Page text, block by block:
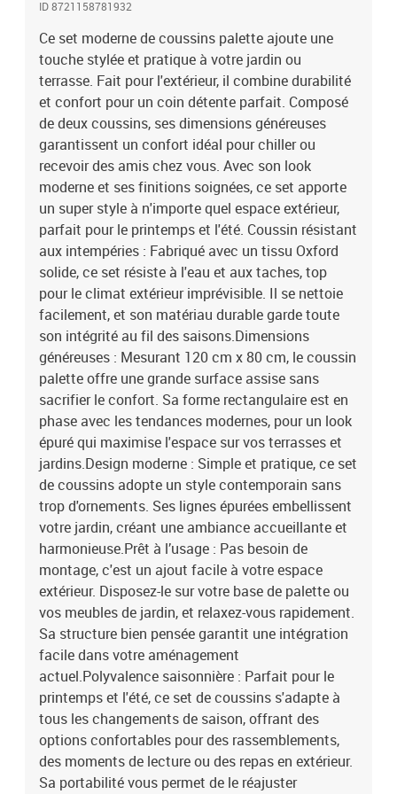
look épuré qui maximise l'espace sur vos terrasses et
jardins.Design moderne : Simple et pratique, ce set de coussins
adopte un style contemporain sans trop d'ornements. Ses lignes
épurées embellissent votre jardin, créant une ambiance
accueillante et harmonieuse.Prêt à l’usage : Pas besoin de
montage, c'est un ajout facile à votre espace extérieur. Disposez-le
sur votre base de palette ou vos meubles de jardin, et relaxez-vous
rapidement. Sa structure bien pensée garantit une intégration
facile dans votre aménagement actuel.Polyvalence saisonnière :
Parfait pour le printemps et l'été, ce set de coussins s'adapte à tous
les changements de saison, offrant des options confortables pour
des rassemblements, des moments de lecture ou des repas en
extérieur. Sa portabilité vous permet de le réajuster facilement,
maximisant le plaisir dans votre vie en plein air. Couleur:
TaupeMatériau: Tissu oxfordDimensions globales: 80 x 80 x 52 cm
(L x l x H)DurableFacile à entretenirConfortableUtilisation en
extérieur uniquementContenant de la livraison:1 x Coussin : 80 x
40 x 12 cm1 x Coussin : 80 x 80 x 12 cmEAN: 8721158781932SKU:
3329084Brand: vidaXL
ID 8721158781932
Ce set moderne de coussins palette ajoute une
touche stylée et pratique à votre jardin ou
terrasse. Fait pour l'extérieur, il combine durabilité
et confort pour un coin détente parfait. Composé
de deux coussins, ses dimensions généreuses
garantissent un confort idéal pour chiller ou
recevoir des amis chez vous. Avec son look
moderne et ses finitions soignées, ce set apporte
un super style à n'importe quel espace extérieur,
parfait pour le printemps et l'été. Coussin résistant
aux intempéries : Fabriqué avec un tissu Oxford
solide, ce set résiste à l'eau et aux taches, top
pour le climat extérieur imprévisible. Il se nettoie
facilement, et son matériau durable garde toute
son intégrité au fil des saisons.Dimensions
généreuses : Mesurant 120 cm x 80 cm, le coussin
palette offre une grande surface assise sans
sacrifier le confort. Sa forme rectangulaire est en
phase avec les tendances modernes, pour un look
épuré qui maximise l'espace sur vos terrasses et
jardins.Design moderne : Simple et pratique, ce set
de coussins adopte un style contemporain sans
trop d'ornements. Ses lignes épurées embellissent
votre jardin, créant une ambiance accueillante et
harmonieuse.Prêt à l’usage : Pas besoin de
montage, c'est un ajout facile à votre espace
extérieur. Disposez-le sur votre base de palette ou
vos meubles de jardin, et relaxez-vous rapidement.
Sa structure bien pensée garantit une intégration
facile dans votre aménagement
actuel.Polyvalence saisonnière : Parfait pour le
printemps et l'été, ce set de coussins s'adapte à
tous les changements de saison, offrant des
options confortables pour des rassemblements,
des moments de lecture ou des repas en extérieur.
Sa portabilité vous permet de le réajuster